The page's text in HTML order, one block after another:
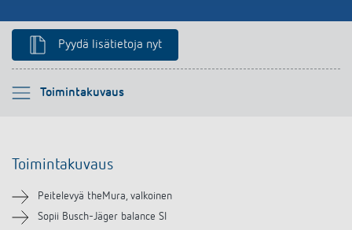
Pyydä lisätietoja nyt
Toimintakuvaus
Ole hyvä ja valitse
Samanlaisia tuotteita
Toimintakuvaus
Peitelevyä theMura, valkoinen
Sopii Busch-Jäger balance SI